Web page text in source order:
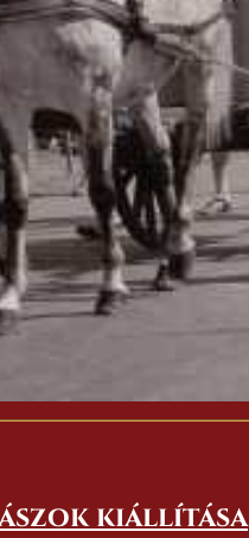
kiállítása